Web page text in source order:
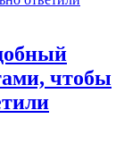
чтобы